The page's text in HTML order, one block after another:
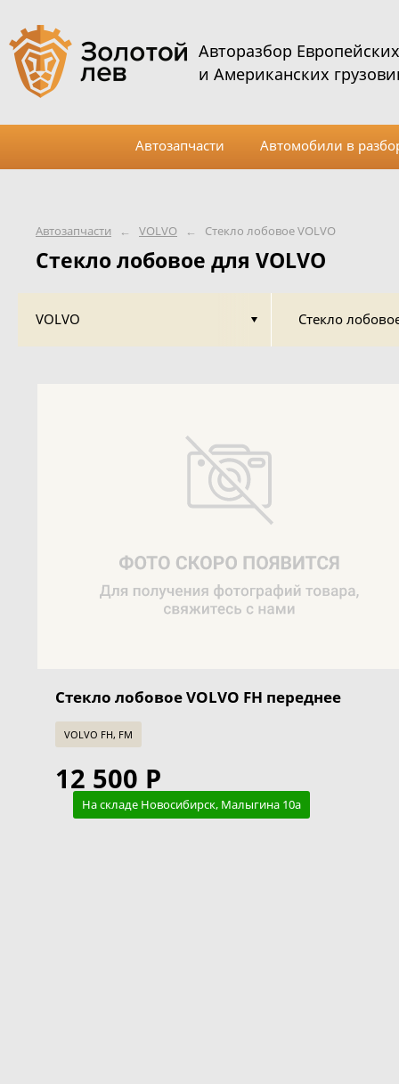
Автозапчасти ← VOLVO ← Стекло лобовое VOLVO
Стекло лобовое для VOLVO
VOLVO Стекло
Стекло лобовое VOLVO FH переднее
VOLVO FH, FM
12 500 Р
На складе Новосибирск, Малыгина 10а
Авторазбор Европейских
и Американских
Автозапчасти Автомобили в